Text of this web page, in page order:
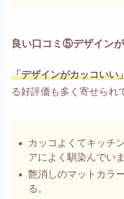
良い口コミ⑤デザイン
「デザインがカッコいい
る好評価も多く寄せられ
カッコよくてキッチ
アによく馴染んでいま
艶消しのマットカラ
る。